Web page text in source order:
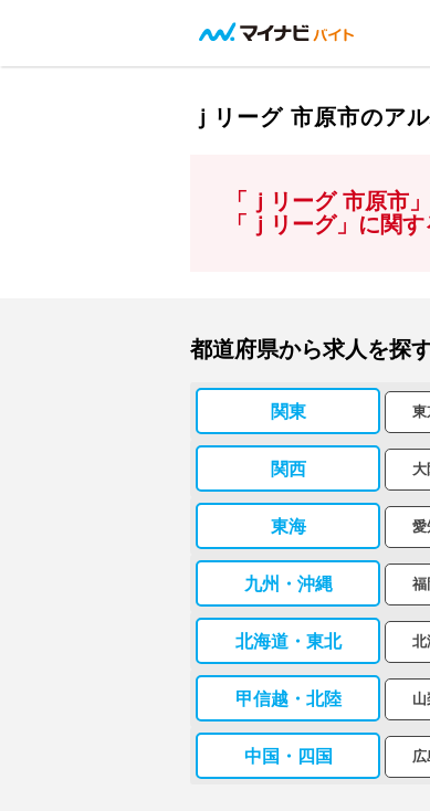
ｊリーグ 市原市のア
「ｊリーグ 市原市
「ｊリーグ」に関
都道府県から求人を探
関東 東
関西 大
東海 愛
九州・沖縄 福
北海道・東北 北
甲信越・北陸 山
中国・四国 広